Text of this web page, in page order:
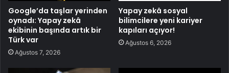
Google’da taşlar yerinden
oynadı: Yapay zekâ
ekibinin başında artık bir
Türk var
Ağustos 7, 2026
Yapay zekâ sosyal
bilimcilere yeni kariyer
kapıları açıyor!
Ağustos 6, 2026